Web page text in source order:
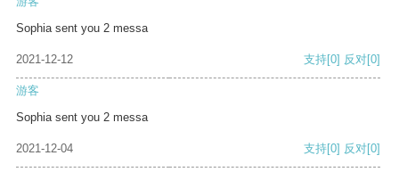
Sophia sent you 2 messa
2021-12-12 支持[0] 反对[0]
游客
Sophia sent you 2 messa
2021-12-04 支持[0] 反对[0]